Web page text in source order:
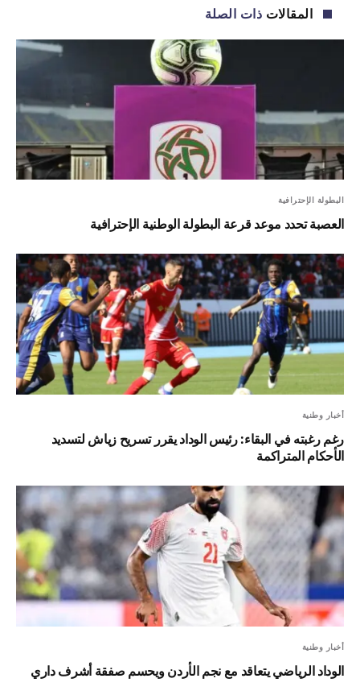
المقالات ذات الصلة
البطولة الإحترافية
العصبة تحدد موعد قرعة البطولة الوطنية الإحترافية
أخبار وطنية
رغم رغبته في البقاء: رئيس الوداد يقرر تسريح زياش لتسديد
الأحكام المتراكمة
أخبار وطنية
الوداد الرياضي يتعاقد مع نجم الأردن ويحسم صفقة أشرف داري